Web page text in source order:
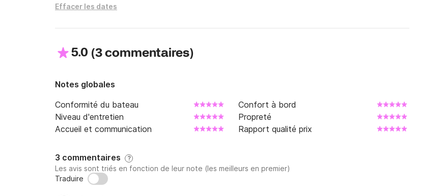
Effacer les dates
5.0 (3 commentaires)
Notes globales
Conformité du bateau
Confort à bord
Niveau d'entretien
Propreté
Accueil et communication
Rapport qualité prix
3 commentaires ?
Les avis sont triés en fonction de leur note (les meilleurs en premier)
Traduire